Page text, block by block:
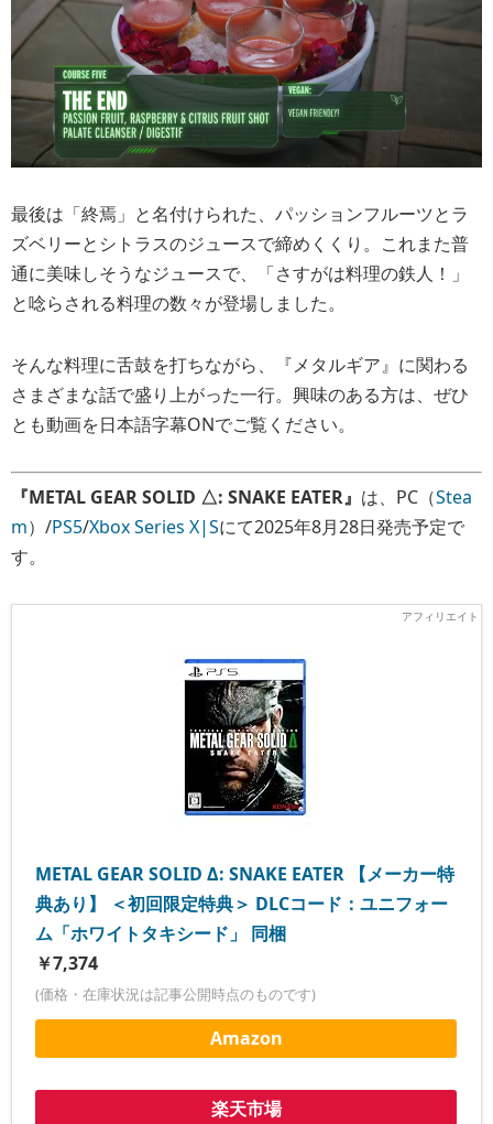
最後は「終焉」と名付けられた、パッションフルーツとラ
ズベリーとシトラスのジュースで締めくくり。これまた普
通に美味しそうなジュースで、「さすがは料理の鉄人！」
と唸らされる料理の数々が登場しました。
そんな料理に舌鼓を打ちながら、『メタルギア』に関わる
さまざまな話で盛り上がった一行。興味のある方は、ぜひ
とも動画を日本語字幕ONでご覧ください。
『METAL GEAR SOLID △: SNAKE EATER』 は、PC（Stea
m）/PS5/Xbox Series X|Sにて2025年8月28日発売予定で
す。
METAL GEAR SOLID Δ: SNAKE EATER 【メーカー特
典あり】 ＜初回限定特典＞ DLCコード：ユニフォー
ム「ホワイトタキシード」 同梱
￥7,374
(価格・在庫状況は記事公開時点のものです)
Amazon
楽天市場